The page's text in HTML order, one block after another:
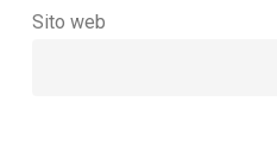
Sito web